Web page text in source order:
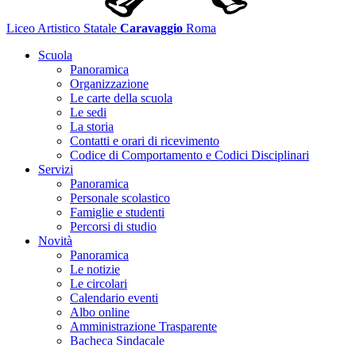
Liceo Artistico Statale Caravaggio Roma
Scuola
Panoramica
Organizzazione
Le carte della scuola
Le sedi
La storia
Contatti e orari di ricevimento
Codice di Comportamento e Codici Disciplinari
Servizi
Panoramica
Personale scolastico
Famiglie e studenti
Percorsi di studio
Novità
Panoramica
Le notizie
Le circolari
Calendario eventi
Albo online
Amministrazione Trasparente
Bacheca Sindacale